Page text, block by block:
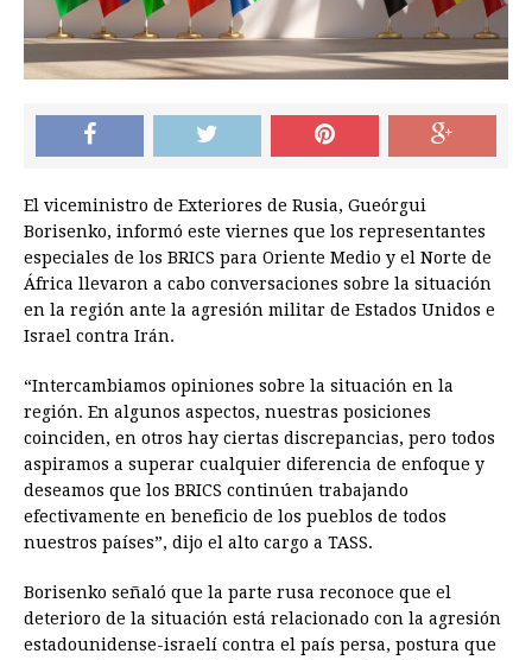
El viceministro de Exteriores de Rusia, Gueórgui
Borisenko, informó este viernes que los representantes
especiales de los BRICS para Oriente Medio y el Norte de
África llevaron a cabo conversaciones sobre la situación
en la región ante la agresión militar de Estados Unidos e
Israel contra Irán.
“Intercambiamos opiniones sobre la situación en la
región. En algunos aspectos, nuestras posiciones
coinciden, en otros hay ciertas discrepancias, pero todos
aspiramos a superar cualquier diferencia de enfoque y
deseamos que los BRICS continúen trabajando
efectivamente en beneficio de los pueblos de todos
nuestros países”, dijo el alto cargo a TASS.
Borisenko señaló que la parte rusa reconoce que el
deterioro de la situación está relacionado con la agresión
estadounidense-israelí contra el país persa, postura que